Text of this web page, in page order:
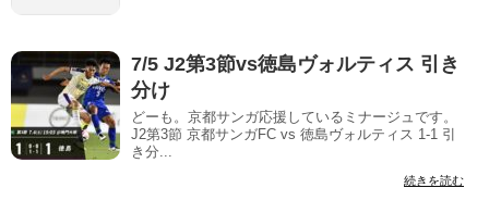
7/5 J2第3節vs徳島ヴォルティス 引き
分け
どーも。京都サンガ応援しているミナージュです。
J2第3節 京都サンガFC vs 徳島ヴォルティス 1-1 引
き分...
続きを読む